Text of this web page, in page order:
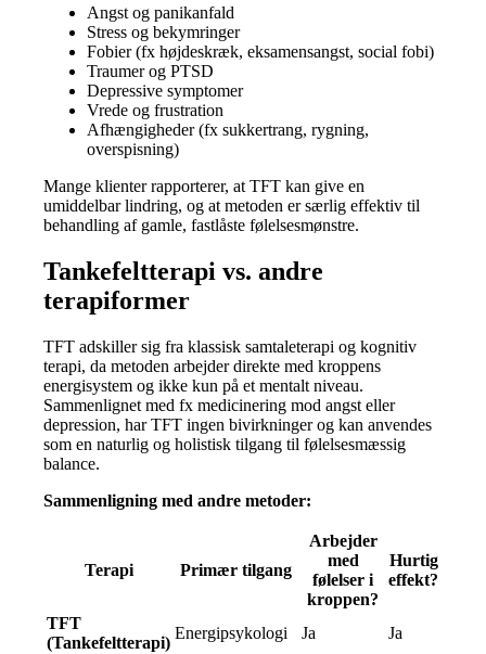
Angst og panikanfald
Stress og bekymringer
Fobier (fx højdeskræk, eksamensangst, social fobi)
Traumer og PTSD
Depressive symptomer
Vrede og frustration
Afhængigheder (fx sukkertrang, rygning,
overspisning)
Mange klienter rapporterer, at TFT kan give en
umiddelbar lindring, og at metoden er særlig effektiv til
behandling af gamle, fastlåste følelsesmønstre.
Tankefeltterapi vs. andre
terapiformer
TFT adskiller sig fra klassisk samtaleterapi og kognitiv
terapi, da metoden arbejder direkte med kroppens
energisystem og ikke kun på et mentalt niveau.
Sammenlignet med fx medicinering mod angst eller
depression, har TFT ingen bivirkninger og kan anvendes
som en naturlig og holistisk tilgang til følelsesmæssig
balance.
Sammenligning med andre metoder:
Terapi Primær tilgang
Arbejder
med
følelser i
kroppen?
Hurtig
effekt?
TFT
(Tankefeltterapi)
Energipsykologi Ja
Ja